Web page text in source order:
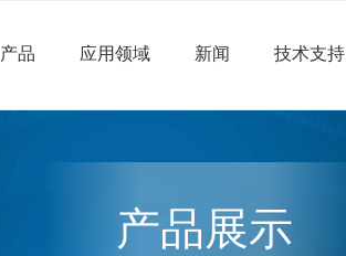
产品 应用领域 新闻 技术支持
产品展示